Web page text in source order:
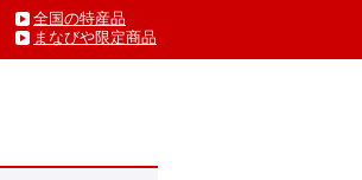
全国の特産品
まなびや限定商品